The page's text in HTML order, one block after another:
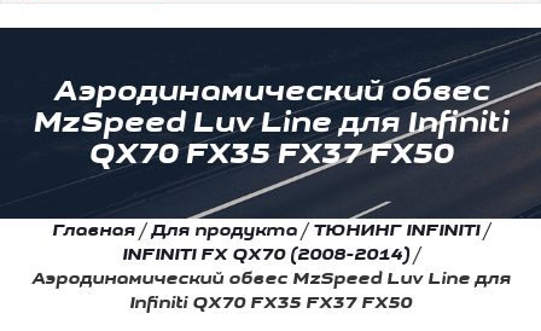
Аэродинамический обвес
MzSpeed Luv Line для Infiniti
QX70 FX35 FX37 FX50
Главная /Для продукта /ТЮНИНГ INFINITI /
INFINITI FX QX70 (2008-2014) /
Аэродинамический обвес MzSpeed Luv Line для
Infiniti QX70 FX35 FX37 FX50